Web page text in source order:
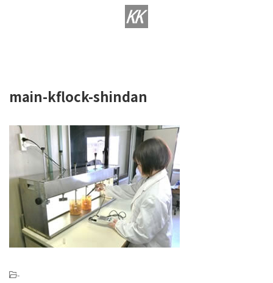
main-kflock-shindan
-